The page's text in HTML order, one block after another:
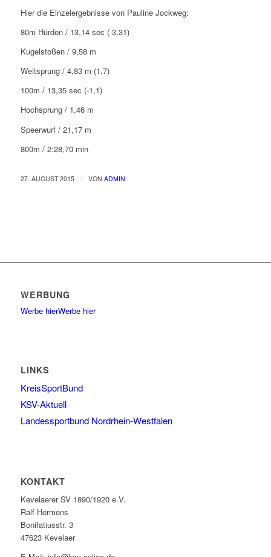
Hier die Einzelergebnisse von Pauline Jockweg:
80m Hürden / 13,14 sec (-3,31)
Kugelstoßen / 9,58 m
Weitsprung / 4,83 m (1,7)
100m / 13,35 sec (-1,1)
Hochsprung / 1,46 m
Speerwurf / 21,17 m
800m / 2:28,70 min
27. AUGUST 2015 / VON ADMIN
WERBUNG
Werbe hierWerbe hier
LINKS
KreisSportBund
KSV-Aktuell
Landessportbund Nordrhein-Westfalen
KONTAKT
Kevelaerer SV 1890/1920 e.V.
Ralf Hermens
Bonifatiusstr. 3
47623 Kevelaer